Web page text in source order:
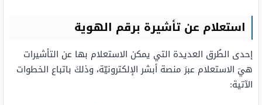
استعلام عن تأشيرة برقم الهوية
إحدى الطُرق العديدة التي يمكن الاستعلام بها عن التأشيرات
هيَ الاستعلام عبرَ منصة أبشر الإلكترونيّة، وذلكَ باتباع الخطوات
الآتية: